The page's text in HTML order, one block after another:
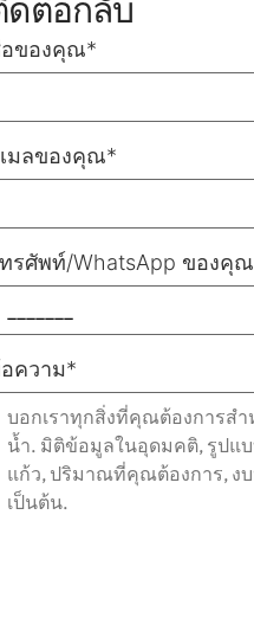
ดต่อกลับ
ของคุณ*
มลของคุณ*
รศัพท์/WhatsApp ของคุณ
ความ*